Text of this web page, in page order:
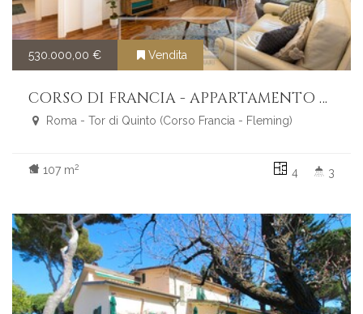
530.000,00 € Vendita
CORSO DI FRANCIA - APPARTAMENTO RISTRUTTURATO CON CANTINA E POSTO AUTO CONDOMINIALE
Roma - Tor di Quinto (Corso Francia - Fleming)
107 m2 4 3